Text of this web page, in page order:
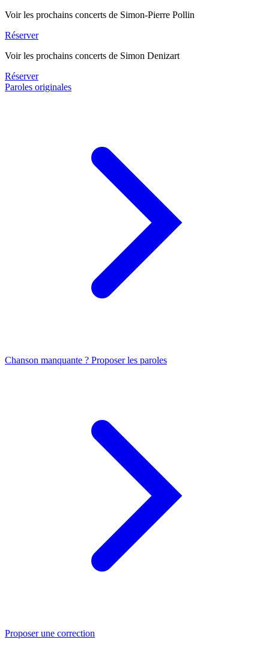
Voir les prochains concerts de Simon-Pierre Pollin
Réserver
Voir les prochains concerts de Simon Denizart
Réserver
Paroles originales
Chanson manquante ? Proposer les paroles
Proposer une correction